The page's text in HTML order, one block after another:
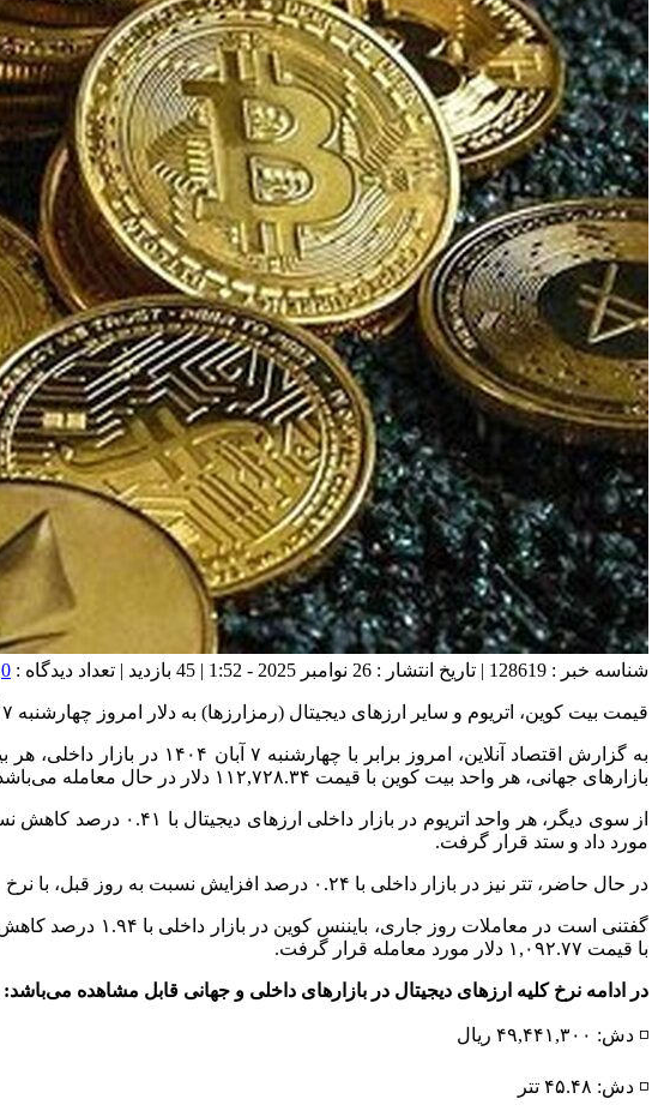
شناسه خبر : 128619 | تاریخ انتشار : 26 نوامبر 2025 - 1:52 | 45 بازدید | تعداد دیدگاه : 0
قیمت بیت کوین، اتریوم و سایر ارز‌های دیجیتال (رمزارزها) به دلار امروز چهارشنبه ۷ آبان ۱۴۰۴ را می‌توانید در اینجا مشاهده نمایید.
بازار‌های جهانی، هر واحد بیت کوین با قیمت ۱۱۲,۷۲۸.۳۴ دلار در حال معامله می‌باشد.
مورد داد و ستد قرار گرفت.
در حال حاضر، تتر نیز در بازار داخلی با ۰.۲۴ درصد افزایش نسبت به روز قبل، با نرخ ۱,۰۸۶,۹۳۰ ریال داد و ستد می‌شود. علاوه بر آن، هر واحد تتر در بازار‌های جهانی با قیمت ۱. دلار در حال معامله است.
با قیمت ۱,۰۹۲.۷۷ دلار مورد معامله قرار گرفت.
در ادامه نرخ کلیه ارز‌های دیجیتال در بازار‌های داخلی و جهانی قابل مشاهده می‌باشد:
◽️ دش: ۴۹,۴۴۱,۳۰۰ ریال
◽️ دش: ۴۵.۴۸ تتر